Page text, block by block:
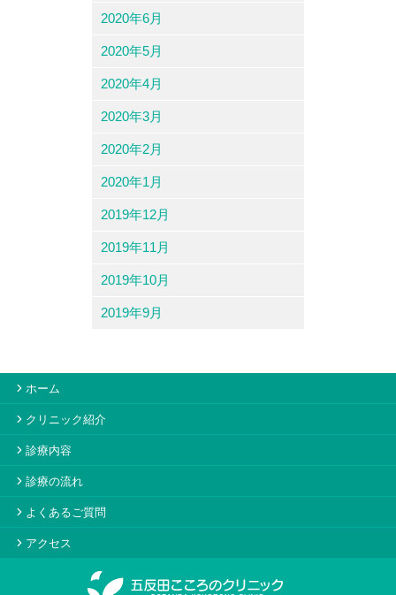
2020年6月
2020年5月
2020年4月
2020年3月
2020年2月
2020年1月
2019年12月
2019年11月
2019年10月
2019年9月
ホーム
クリニック紹介
診療内容
診療の流れ
よくあるご質問
アクセス